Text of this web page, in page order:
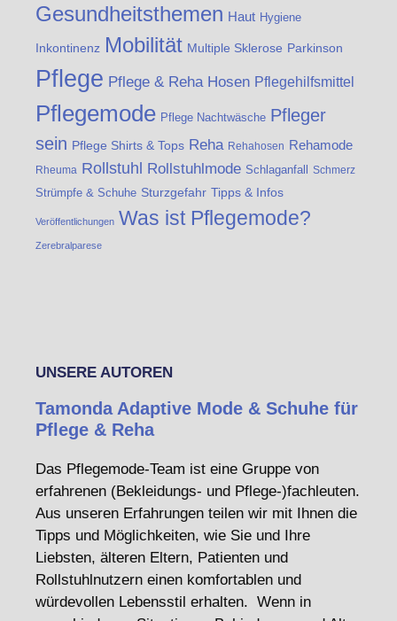
Gesundheitsthemen Haut Hygiene
Inkontinenz Mobilität Multiple Sklerose Parkinson
Pflege Pflege & Reha Hosen Pflegehilfsmittel
Pflegemode Pflege Nachtwäsche Pfleger
sein Pflege Shirts & Tops Reha Rehahosen Rehamode
Rheuma Rollstuhl Rollstuhlmode Schlaganfall Schmerz
Strümpfe & Schuhe Sturzgefahr Tipps & Infos
Veröffentlichungen Was ist Pflegemode?
Zerebralparese
UNSERE AUTOREN
Tamonda Adaptive Mode & Schuhe für
Pflege & Reha
Das Pflegemode-Team ist eine Gruppe von
erfahrenen (Bekleidungs- und Pflege-)fachleuten.
Aus unseren Erfahrungen teilen wir mit Ihnen die
Tipps und Möglichkeiten, wie Sie und Ihre
Liebsten, älteren Eltern, Patienten und
Rollstuhlnutzern einen komfortablen und
würdevollen Lebensstil erhalten. Wenn in